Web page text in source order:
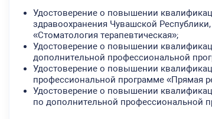
Удостоверение о повышении
здравоохранения Чувашской
«Стоматология терапевтическая»;
Удостоверение о повышении
дополнительной профессиональной
Удостоверение о повышении
профессиональной программе «Прямая
Удостоверение о повышении
по дополнительной профессиональной